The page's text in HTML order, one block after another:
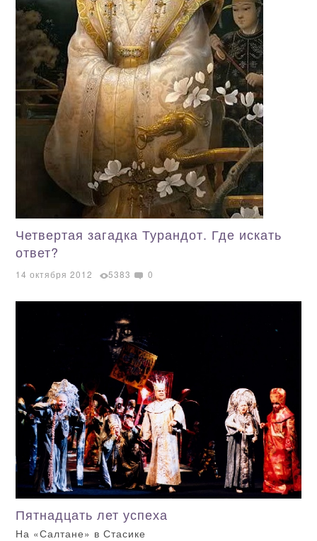
Четвертая загадка Турандот. Где искать
ответ?
14 октября 2012 5383 0
Пятнадцать лет успеха
На «Салтане» в Стасике